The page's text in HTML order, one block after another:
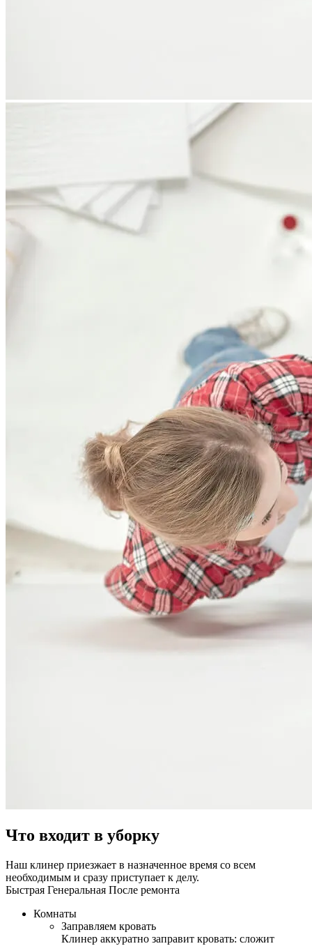
Что входит в уборку
Наш клинер приезжает в назначенное время со всем
необходимым и сразу приступает к делу.
Быстрая Генеральная После ремонта
Комнаты
Заправляем кровать
Клинер аккуратно заправит кровать: сложит